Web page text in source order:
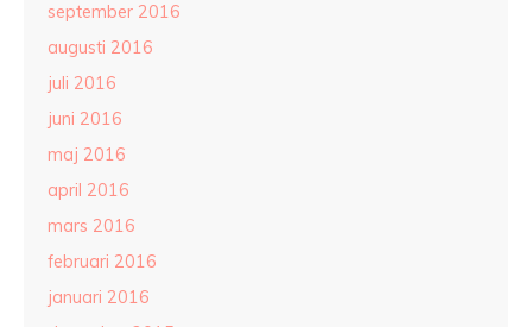
september 2016
augusti 2016
juli 2016
juni 2016
maj 2016
april 2016
mars 2016
februari 2016
januari 2016